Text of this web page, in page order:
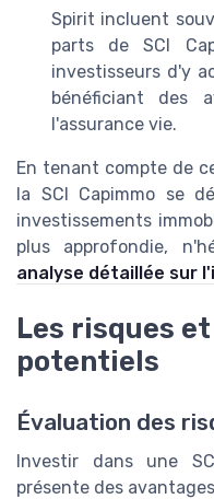
Spirit incluent
parts de SCI
investisseurs d'y
bénéficiant des
l'assurance vie.
En tenant compte de
la SCI Capimmo se
investissements
plus approfondie,
analyse détaillée sur
Les risques
potentiels
Évaluation des
Investir dans une
présente des